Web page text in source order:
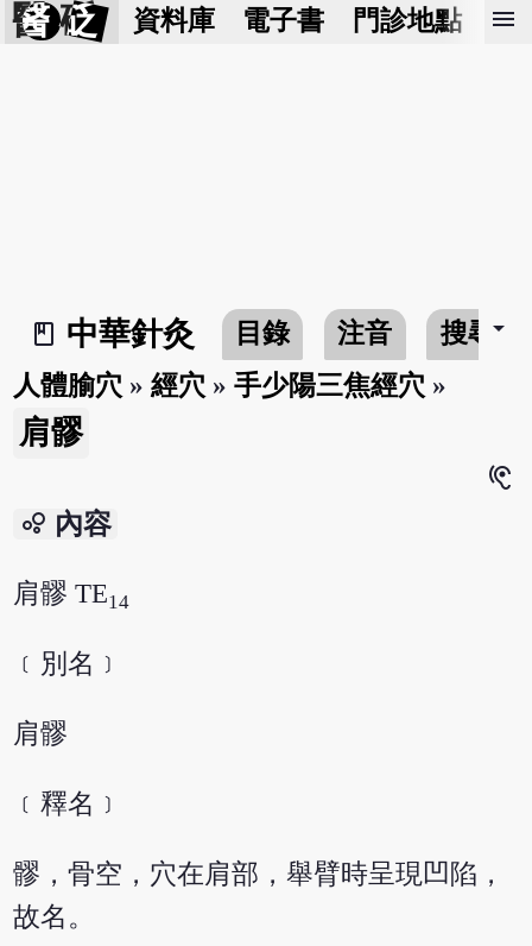
醫 砭 資料庫 電子書 門診地點 預
menu
book_2
中華針灸 目錄 注音 搜尋arrow_drop_down
人體腧穴 »經穴 »手少陽三焦經穴 »
肩髎
hearing
bubble_chart 內容
肩髎 TE14
﹝別名﹞
肩髎
﹝釋名﹞
髎，骨空，穴在肩部，舉臂時呈現凹陷，
故名。